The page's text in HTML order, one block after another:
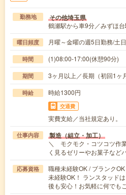
勤務地 その他埼玉県
鶴瀬駅から車9分／みずほ
曜日頻度 月曜～金曜の週5日勤務/土
時間 (1)08:00-17:00(休憩90分)
期間 3ヶ月以上／長期（初回1ヶ
時給 時給1300円
交通費
実費支給／当社規定あり。
仕事内容 製造（組立・加工）
＼ モクモク・コツコツ作
く見るゼリーやお菓子な
応募資格
職種未経験OK / ブランクOK
未経験OK！ ランスタッド
後も安心！お気軽に何でも